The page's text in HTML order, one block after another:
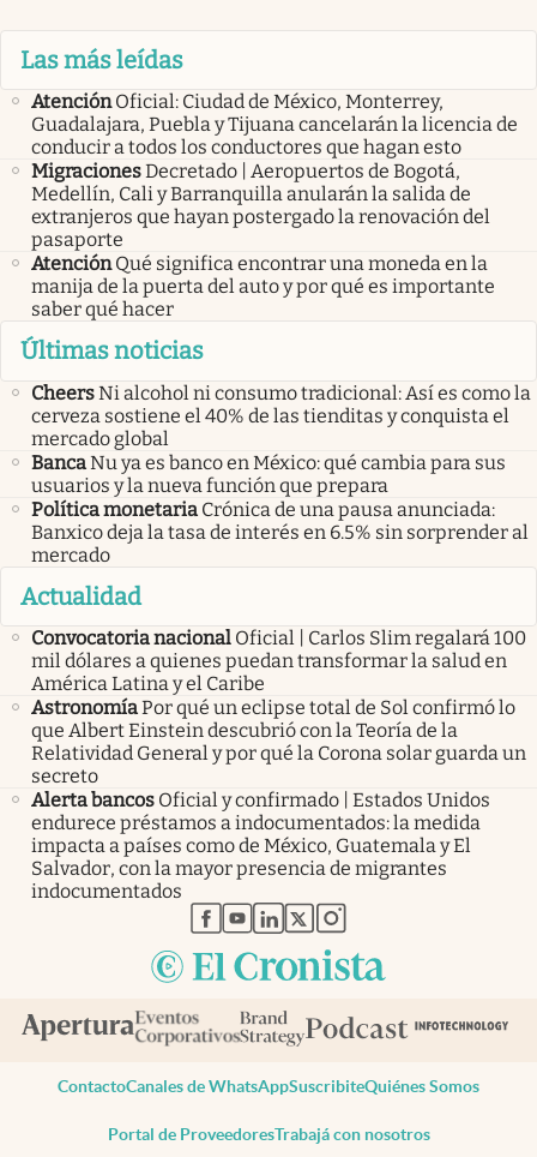
Las más leídas
Atención Oficial: Ciudad de México, Monterrey,
Guadalajara, Puebla y Tijuana cancelarán la licencia de
conducir a todos los conductores que hagan esto
MigracionesDecretado | Aeropuertos de Bogotá,
Medellín, Cali y Barranquilla anularán la salida de
extranjeros que hayan postergado la renovación del
pasaporte
Atención Qué significa encontrar una moneda en la
manija de la puerta del auto y por qué es importante
saber qué hacer
Últimas noticias
CheersNi alcohol ni consumo tradicional: Así es como la
cerveza sostiene el 40% de las tienditas y conquista el
mercado global
BancaNu ya es banco en México: qué cambia para sus
usuarios y la nueva función que prepara
Política monetaria Crónica de una pausa anunciada:
Banxico deja la tasa de interés en 6.5% sin sorprender al
mercado
Actualidad
Convocatoria nacional Oficial | Carlos Slim regalará 100
mil dólares a quienes puedan transformar la salud en
América Latina y el Caribe
AstronomíaPor qué un eclipse total de Sol confirmó lo
que Albert Einstein descubrió con la Teoría de la
Relatividad General y por qué la Corona solar guarda un
secreto
Alerta bancos Oficial y confirmado | Estados Unidos
endurece préstamos a indocumentados: la medida
impacta a países como de México, Guatemala y El
Salvador, con la mayor presencia de migrantes
indocumentados
abre en nueva pestaña
abre en nueva pestaña
abre en nueva pestaña
abre en nueva pestaña
abre en nueva pestaña
ContactoCanales de WhatsAppSuscribiteQuiénes Somos
Portal de ProveedoresTrabajá con nosotros